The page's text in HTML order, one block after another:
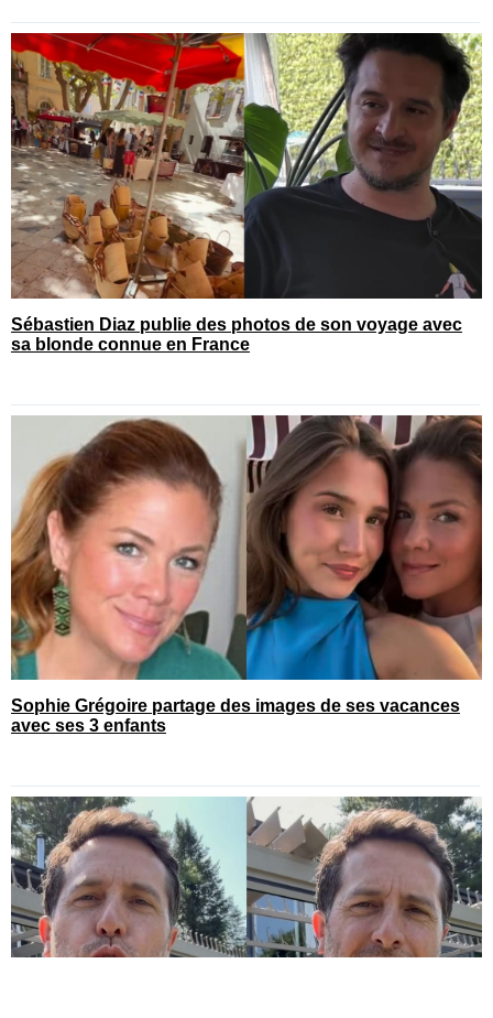
Sébastien Diaz publie des photos de son voyage avec
sa blonde connue en France
Sophie Grégoire partage des images de ses vacances
avec ses 3 enfants